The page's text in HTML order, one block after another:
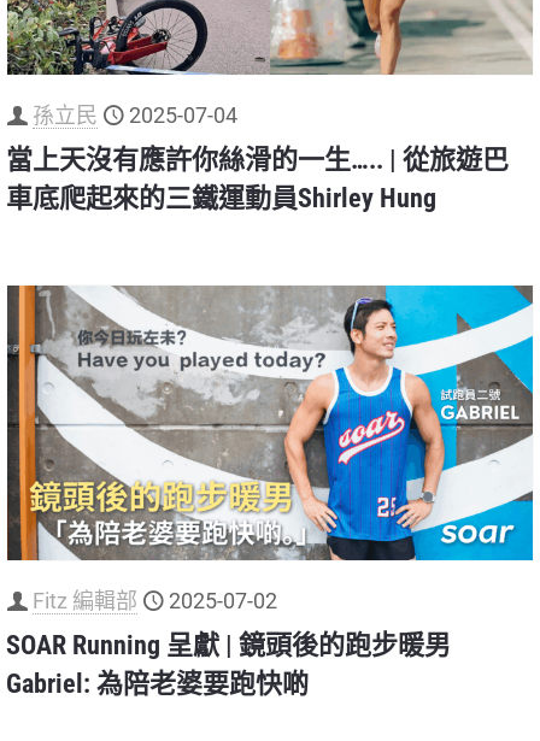
孫立民 2025-07-04
當上天沒有應許你絲滑的一生….. | 從旅遊巴
車底爬起來的三鐵運動員Shirley Hung
Fitz 編輯部 2025-07-02
SOAR Running 呈獻 | 鏡頭後的跑步暖男
Gabriel: 為陪老婆要跑快啲